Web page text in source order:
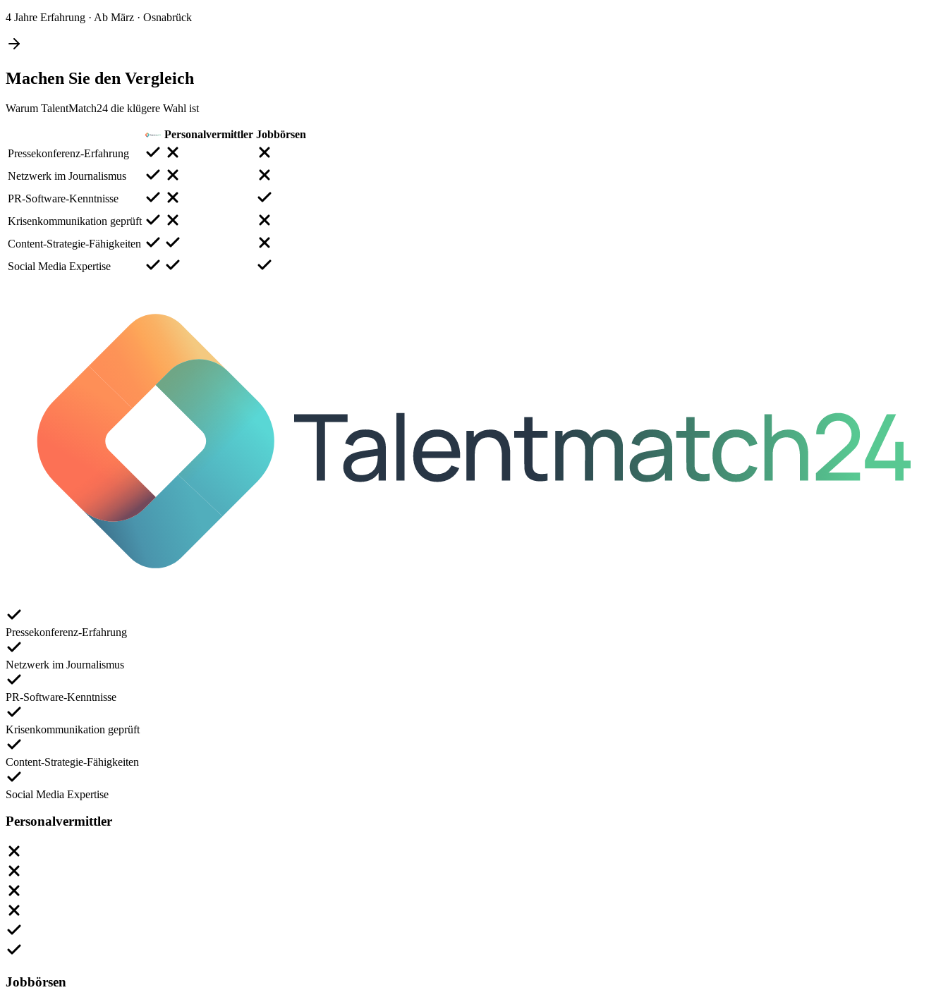
4 Jahre Erfahrung · Ab März · Osnabrück
Machen Sie den Vergleich
Warum TalentMatch24 die klügere Wahl ist
Personalvermittler Jobbörsen
Pressekonferenz-Erfahrung
Netzwerk im Journalismus
PR-Software-Kenntnisse
Krisenkommunikation geprüft
Content-Strategie-Fähigkeiten
Social Media Expertise
Pressekonferenz-Erfahrung
Netzwerk im Journalismus
PR-Software-Kenntnisse
Krisenkommunikation geprüft
Content-Strategie-Fähigkeiten
Social Media Expertise
Personalvermittler
Jobbörsen